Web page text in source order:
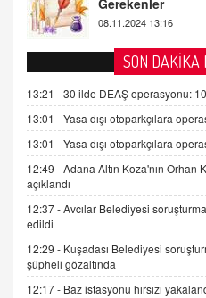
2 Kasım 2021 Salı 00:11
AV. DOĞAN CAN
Kişisel verilerin
gelişimi
15.09.2025 16:17
SEHER EREK
Kış Ayları Geldi,
İNCİ GÜL AKÖL
Trump Keşke
06.07.2026 13:00
SON DAKİKA
13:21 -30 ilde DEAŞ operasyonu:
13:01 -Yasa dışı otoparkçılara
13:01 -Yasa dışı otoparkçılara
12:49 -Adana Altın Koza'nın
açıklandı
12:37 -Avcılar Belediyesi
edildi
12:29 - Kuşadası Belediyesi
şüpheli gözaltında
12:17 - Baz istasyonu hırsızı